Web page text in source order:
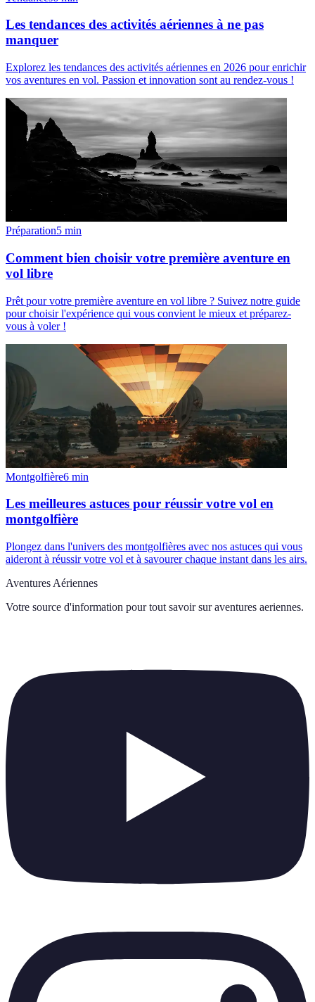
Les tendances des activités aériennes à ne pas
manquer
Explorez les tendances des activités aériennes en 2026 pour enrichir
vos aventures en vol. Passion et innovation sont au rendez-vous !
Préparation5 min
Comment bien choisir votre première aventure en
vol libre
Prêt pour votre première aventure en vol libre ? Suivez notre guide
pour choisir l'expérience qui vous convient le mieux et préparez-
vous à voler !
Montgolfière6 min
Les meilleures astuces pour réussir votre vol en
montgolfière
Plongez dans l'univers des montgolfières avec nos astuces qui vous
aideront à réussir votre vol et à savourer chaque instant dans les airs.
Aventures Aériennes
Votre source d'information pour tout savoir sur aventures aeriennes.